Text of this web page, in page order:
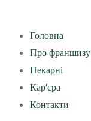
Головна
Про франшизу
Пекарні
Кар’єра
Контакти